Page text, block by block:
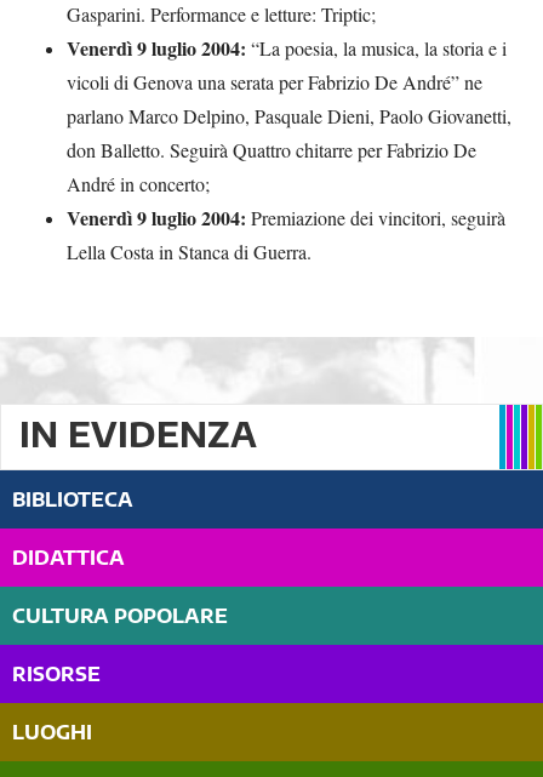
Gasparini. Performance e letture: Triptic;
Venerdì 9 luglio 2004: “La poesia, la musica, la storia e i
vicoli di Genova una serata per Fabrizio De André” ne
parlano Marco Delpino, Pasquale Dieni, Paolo Giovanetti,
don Balletto. Seguirà Quattro chitarre per Fabrizio De
André in concerto;
Venerdì 9 luglio 2004: Premiazione dei vincitori, seguirà
Lella Costa in Stanca di Guerra.
IN EVIDENZA
BIBLIOTECA
DIDATTICA
CULTURA POPOLARE
RISORSE
LUOGHI